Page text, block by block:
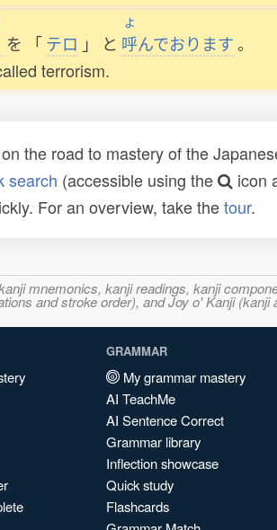
を 「テロ 」 と
よ
呼んでおります。
terrorism.
the road to mastery of the
search (accessible using the
icon
For an overview, take thetour.
mnemonics, kanji readings, kanji
and stroke order), and Joy o' Kanji
GRAMMAR
My grammar mastery
AI TeachMe
AI Sentence Correct
Grammar library
Inflection showcase
Quick study
Flashcards